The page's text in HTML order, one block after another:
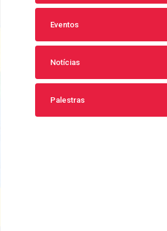
Eventos
Notícias
Palestras